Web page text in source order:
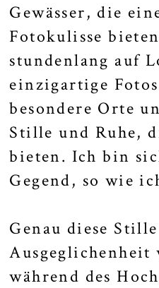
Gewässer, die
Fotokulisse
stundenlang auf
einzigartige
besondere Orte
Stille und Ruhe,
bieten. Ich bin
Gegend, so wie
Genau diese
Ausgeglichenheit
während des